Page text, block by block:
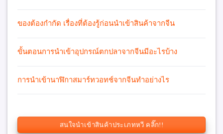
ของต้องกำกัด เรื่องที่ต้องรู้ก่อนนำเข้าสินค้าจากจีน
ขั้นตอนการนำเข้าอุปกรณ์ตกปลาจากจีนมีอะไรบ้าง
การนำเข้านาฬิกาสมาร์ทวอทช์จากจีนทำอย่างไร
สนใจนำเข้าสินค้าประเภทหวี คลิ๊ก!!